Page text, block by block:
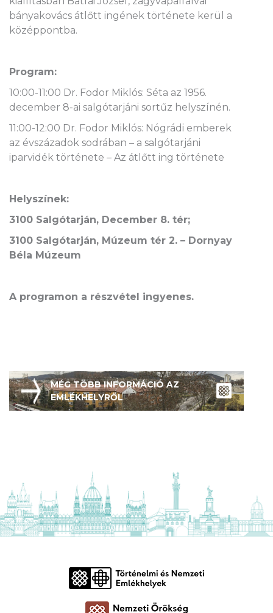
bányakovács átlőtt ingének története kerül a
középpontba.
Program:
10:00-11:00 Dr. Fodor Miklós: Séta az 1956.
december 8-ai salgótarjáni sortűz helyszínén.
11:00-12:00 Dr. Fodor Miklós: Nógrádi emberek
az évszázadok sodrában – a salgótarjáni
iparvidék története – Az átlőtt ing története
Helyszínek:
3100 Salgótarján, December 8. tér;
3100 Salgótarján, Múzeum tér 2. – Dornyay
Béla Múzeum
A programon a részvétel ingyenes.
MÉG TÖBB INFORMÁCIÓ AZ
EMLÉKHELYRŐL